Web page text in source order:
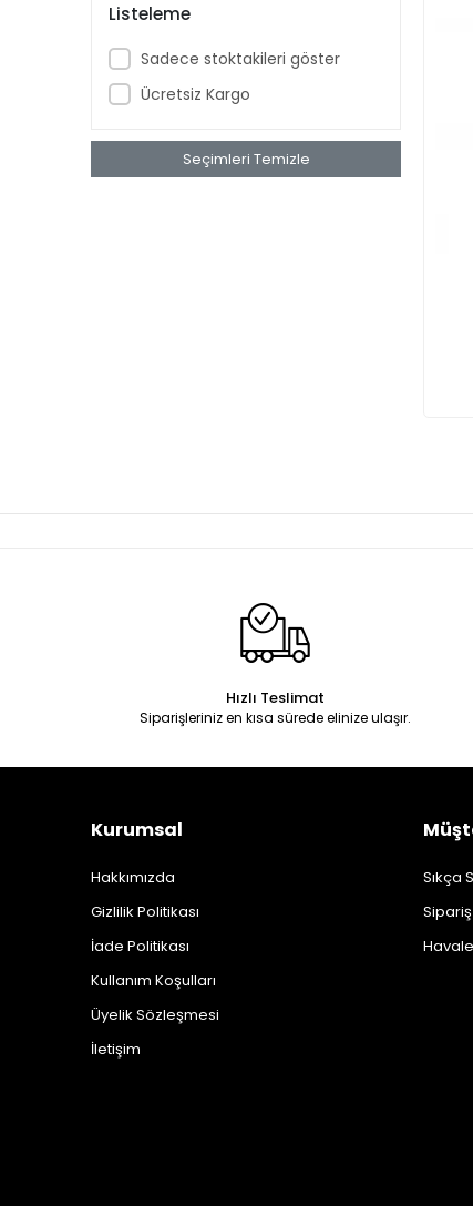
Listeleme
Sadece stoktakileri göster
Ücretsiz Kargo
Seçimleri Temizle
Hızlı Teslimat
Siparişleriniz en kısa sürede elinize ulaşır.
Kurumsal
Hakkımızda
Gizlilik Politikası
İade Politikası
Kullanım Koşulları
Üyelik Sözleşmesi
İletişim
Sıkça